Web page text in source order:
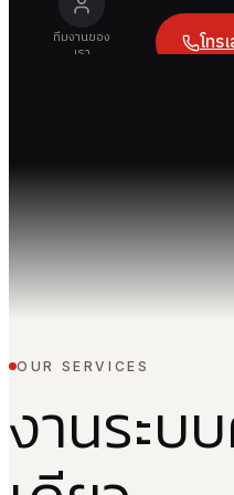
ทีมงานของ
เรา โทร
OUR SERVICES
งานระบ